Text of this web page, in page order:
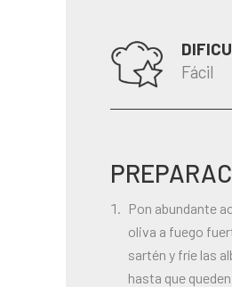
Fácil
Pon abundante
oliva a fuego
sartén y fríe las
hasta que